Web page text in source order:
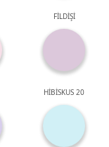
FİLDİŞİ
HİBİSKUS 20